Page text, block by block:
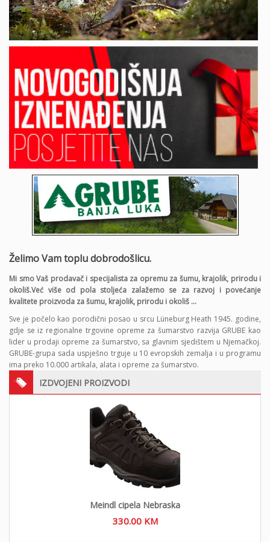
o
n
Želimo Vam toplu dobrodošlicu.
Mi smo Vaš prodavač i specijalista za opremu za šumu, krajolik, prirodu i
okoliš.Već više od pola stoljeća zalažemo se za razvoj i povećanje
kvalitete proizvoda za šumu, krajolik, prirodu i okoliš …
Sve je počelo kao porodični posao u srcu Lüneburg Heath 1945. godine,
gdje se iz regionalne trgovine opreme za šumarstvo razvija GRUBE kao
lider u prodaji opreme za šumarstvo, sa glavnim sjedištem u Njemačkoj.
GRUBE-grupa sada uspješno trguje u 10 evropskih zemalja i u programu
ima preko 10.000 artikala, alata i opreme za šumarstvo.
IZDVOJENI PROIZVODI
Meindl cipela Nebraska
330.00 KM